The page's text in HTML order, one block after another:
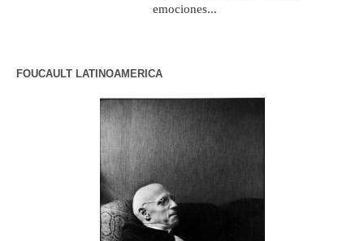
emociones...
FOUCAULT LATINOAMERICA